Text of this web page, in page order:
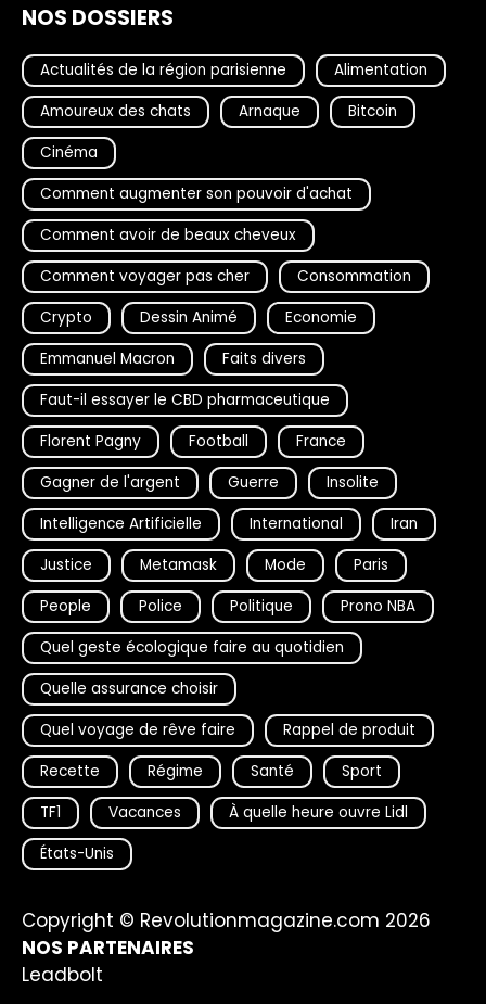
NOS DOSSIERS
Actualités de la région parisienne
Alimentation
Amoureux des chats
Arnaque
Bitcoin
Cinéma
Comment augmenter son pouvoir d'achat
Comment avoir de beaux cheveux
Comment voyager pas cher
Consommation
Crypto
Dessin Animé
Economie
Emmanuel Macron
Faits divers
Faut-il essayer le CBD pharmaceutique
Florent Pagny
Football
France
Gagner de l'argent
Guerre
Insolite
Intelligence Artificielle
International
Iran
Justice
Metamask Mode
Paris
People
Police Politique
Prono NBA
Quel geste écologique faire au quotidien
Quelle assurance choisir
Quel voyage de rêve faire
Rappel de produit
Recette
Régime Santé
Sport
TF1
Vacances
À quelle heure ouvre Lidl
États-Unis
Copyright © Revolutionmagazine.com 2026
NOS PARTENAIRES
Leadbolt